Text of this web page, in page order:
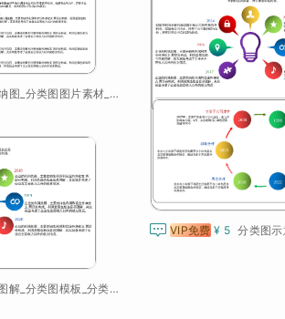
分类归纳图_分类图图片素材_分类图图表
 VIP免费 ¥ 5
分类图图解_分类图模板_分类图素材模板